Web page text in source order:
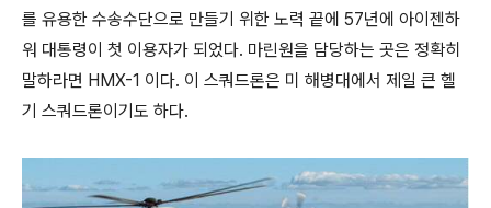
를 유용한 수송수단으로 만들기 위한 노력 끝에 57년에 아이젠하
워 대통령이 첫 이용자가 되었다. 마린원을 담당하는 곳은 정확히
말하라면 HMX-1 이다. 이 스쿼드론은 미 해병대에서 제일 큰 헬
기 스쿼드론이기도 하다.